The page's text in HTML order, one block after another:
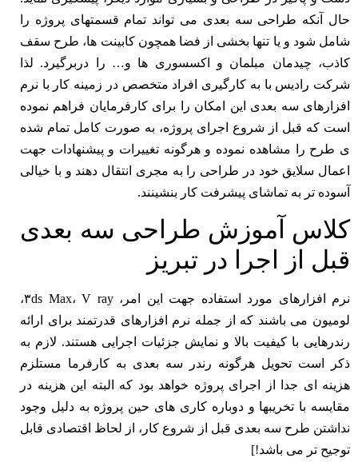
حال آنکه طراحی سه بعدی می تواند تمام قسمتهای پروژه را
شامل شود و یا تنها بخشی از فضا همچون کابینت ها، طرح سقف
کاذب، چیدمان مبلمان و اکسسوری ها و… را دربرگیرد. لذا
شرکت رادیس با به کارگیری افراد متخصص در زمینه کار با نرم
افزارهای سه بعدی این امکان را برای کارفرمایان فراهم نموده
است که قبل از شروع اجرای پروژه، به صورت کامل تمام شده
ی طرح را مشاهده نموده و هرگونه تغییرات و پیشنهادات جهت
اعمال سلایق خود در طراحی را به مجری انتقال دهند و با خیالی
آسوده تر به تماشای پیشرفت کار بنشینند.
کلاس آموزش طراحی سه بعدی
قبل از اجرا در تبریز
نرم افزارهای مورد استفاده جهت این امر، ۳ds Max، V ray،
لومیون می باشند که از جمله نرم افزارهای قدرتمند برای ارائه
رندرهایی با کیفیت بالا و نمایش جزئیات اجرایی هستند. لازم به
ذکر است تحویل هرگونه رندر سه بعدی به کارفرما مستلزم
هزینه ای جدا از اجرای پروژه خواهد بود که البته این هزینه در
مقایسه با تخریبها و دوباره کاری های حین پروژه به دلیل وجود
نداشتن طرح سه بعدی قبل از شروع کار، از لحاظ اقتصادی قابل
توجیح تر می باشد!]